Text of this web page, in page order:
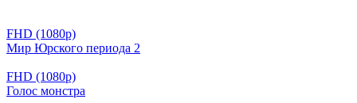
FHD (1080p)
Мир Юрского периода 2
FHD (1080p)
Голос монстра